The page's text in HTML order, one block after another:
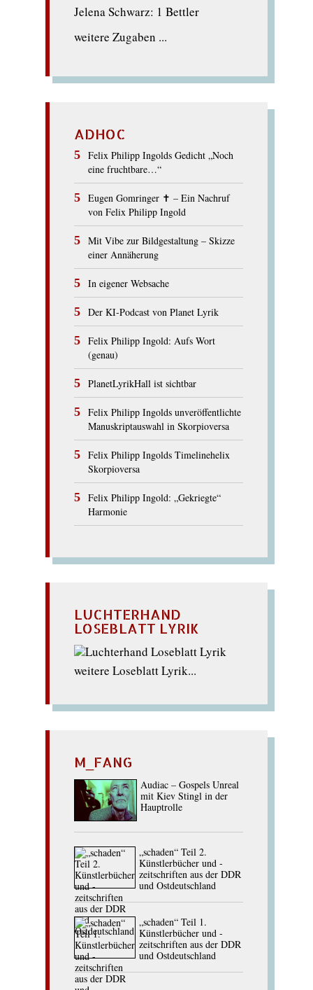
Jelena Schwarz: 1 Bettler
weitere Zugaben ...
ADHOC
Felix Philipp Ingolds Gedicht „Noch
eine fruchtbare…“
Eugen Gomringer ✝︎ – Ein Nachruf
von Felix Philipp Ingold
Mit Vibe zur Bildgestaltung – Skizze
einer Annäherung
In eigener Websache
Der KI-Podcast von Planet Lyrik
Felix Philipp Ingold: Aufs Wort
(genau)
PlanetLyrikHall ist sichtbar
Felix Philipp Ingolds unveröffentlichte
Manuskriptauswahl in Skorpioversa
Felix Philipp Ingolds Timelinehelix
Skorpioversa
Felix Philipp Ingold: „Gekriegte“
Harmonie
LUCHTERHAND
LOSEBLATT LYRIK
weitere Loseblatt Lyrik...
M_FANG
Audiac – Gospels Unreal
mit Kiev Stingl in der
Hauptrolle
„schaden“ Teil 2.
Künstlerbücher und -
zeitschriften aus der DDR
und Ostdeutschland
„schaden“ Teil 1.
Künstlerbücher und -
zeitschriften aus der DDR
und Ostdeutschland